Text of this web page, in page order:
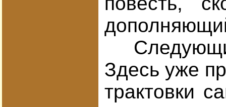
Следующий
Здесь уже
трактовки